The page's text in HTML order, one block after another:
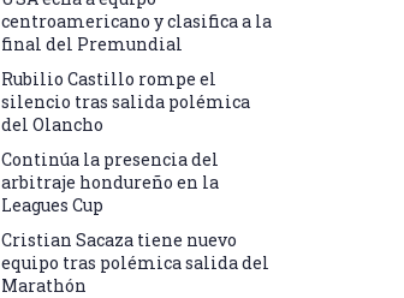
centroamericano y clasifica a la
final del Premundial
Rubilio Castillo rompe el
silencio tras salida polémica
del Olancho
Continúa la presencia del
arbitraje hondureño en la
Leagues Cup
Cristian Sacaza tiene nuevo
equipo tras polémica salida del
Marathón